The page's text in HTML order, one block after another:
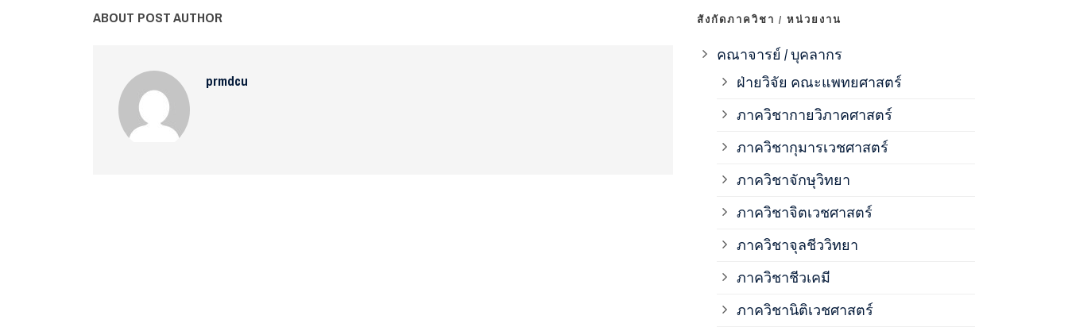
ABOUT POST AUTHOR
prmdcu
สังกัดภาควิชา / หน่วยงาน
คณาจารย์ / บุคลากร
ฝ่ายวิจัย คณะแพทยศาสตร์
ภาควิชากายวิภาคศาสตร์
ภาควิชากุมารเวชศาสตร์
ภาควิชาจักษุวิทยา
ภาควิชาจิตเวชศาสตร์
ภาควิชาจุลชีววิทยา
ภาควิชาชีวเคมี
ภาควิชานิติเวชศาสตร์